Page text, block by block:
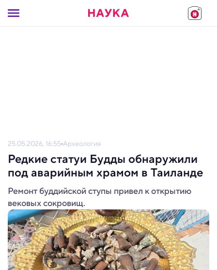
25.05.2026, 16:55 Археология
Редкие статуи Будды обнаружили
под аварийным храмом в Таиланде
Ремонт буддийской ступы привел к открытию
вековых сокровищ.